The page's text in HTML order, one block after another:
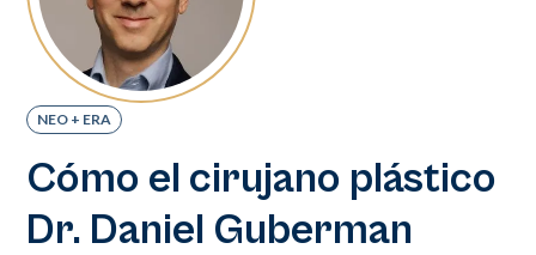
NEO + ERA
Cómo el cirujano plástico
Dr. Daniel Guberman